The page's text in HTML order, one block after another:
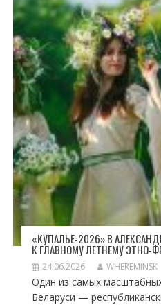
«КУПАЛЬЕ-2026» В
К ГЛАВНОМУ ЛЕТНЕМУ ЭТНО-
24.06.2026 WHEREMINSK
Один из самых
Беларуси —